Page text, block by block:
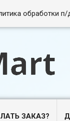
обработки
ЗАКАЗ?